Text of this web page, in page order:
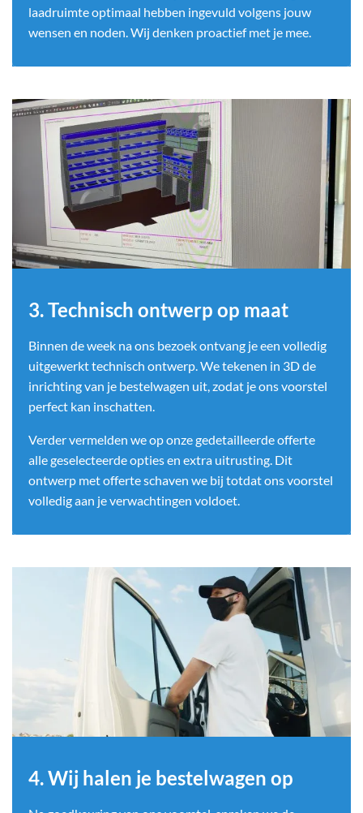
laadruimte optimaal hebben ingevuld volgens jouw
wensen en noden. Wij denken proactief met je mee.
3. Technisch ontwerp op maat
Binnen de week na ons bezoek ontvang je een volledig
uitgewerkt technisch ontwerp. We tekenen in 3D de
inrichting van je bestelwagen uit, zodat je ons voorstel
perfect kan inschatten.
Verder vermelden we op onze gedetailleerde offerte
alle geselecteerde opties en extra uitrusting. Dit
ontwerp met offerte schaven we bij totdat ons voorstel
volledig aan je verwachtingen voldoet.
4. Wij halen je bestelwagen op